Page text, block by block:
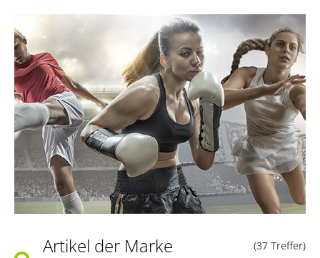
(37 Treffer)
Artikel der Marke